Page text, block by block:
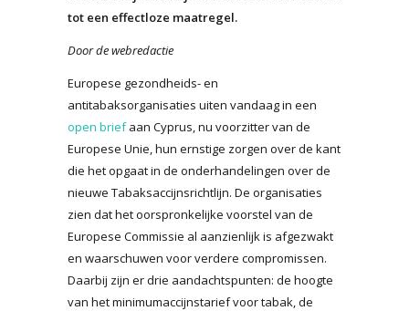
tot een effectloze maatregel.
Door de webredactie
Europese gezondheids- en
antitabaksorganisaties uiten vandaag in een
open briefaan Cyprus, nu voorzitter van de
Europese Unie, hun ernstige zorgen over de kant
die het opgaat in de onderhandelingen over de
nieuwe Tabaksaccijnsrichtlijn. De organisaties
zien dat het oorspronkelijke voorstel van de
Europese Commissie al aanzienlijk is afgezwakt
en waarschuwen voor verdere compromissen.
Daarbij zijn er drie aandachtspunten: de hoogte
van het minimumaccijnstarief voor tabak, de